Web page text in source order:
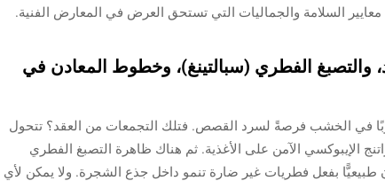
معايير السلامة والجماليات التي تستحق العرض في المعارض الفنية.
والتصبغ الفطري (سبالتينغ)، وخطوط المعادن في
في الخشب فرصةً لسرد القصص. فتلك التجمعات من العقد؟ تتحول
الإيبوكسي الآمن على الأغذية. ثم هناك ظاهرة التصبغ الفطري
طبيعيًّا بفعل فطريات غير ضارة تنمو داخل جذع الشجرة. ولا يمكن لأي